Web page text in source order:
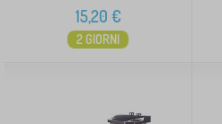
15,20 €
2 GIORNI